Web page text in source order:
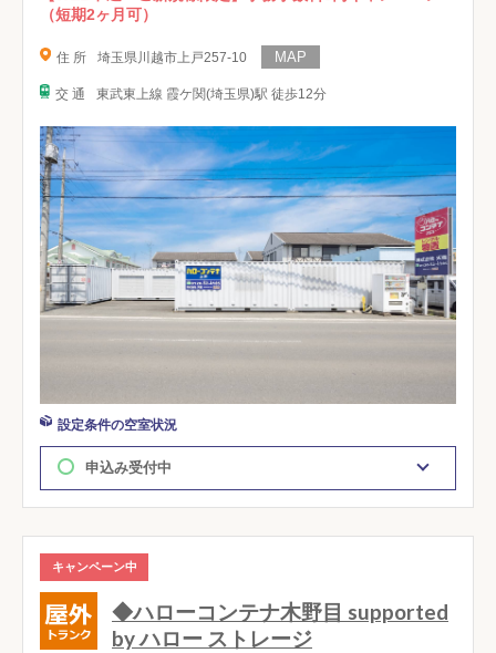
（短期2ヶ月可）
住 所 埼玉県川越市上戸257-10
交 通 東武東上線 霞ケ関(埼玉県)駅 徒歩12分
設定条件の空室状況
申込み受付中
キャンペーン中
◆ハローコンテナ木野目 supported
by ハロー ストレージ